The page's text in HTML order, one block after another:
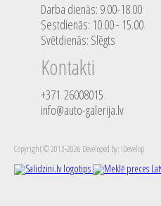
Darba dienās: 9.00-18.00
Sestdienās: 10.00 - 15.00
Svētdienās: Slēgts
Kontakti
+371 26008015
info@auto-galerija.lv
Copyright © 2013-2026 Developed by: iDevelop